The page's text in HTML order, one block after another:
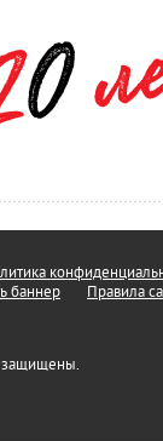
баннер Правила
защищены.